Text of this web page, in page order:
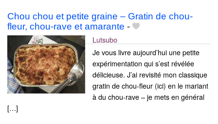
Chou chou et petite graine – Gratin de chou-
fleur, chou-rave et amarante -
Lutsubo
Je vous livre aujourd’hui une petite
expérimentation qui s’est révélée
délicieuse. J’ai revisité mon classique
gratin de chou-fleur (ici) en le mariant
à du chou-rave – je mets en général
[…]